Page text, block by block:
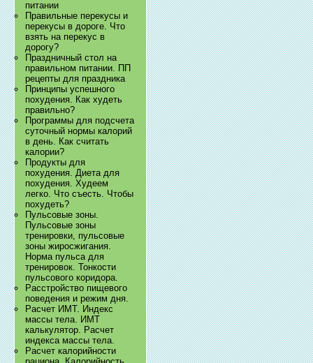
питании
Правильные перекусы и
перекусы в дороге. Что
взять на перекус в
дорогу?
Праздничный стол на
правильном питании. ПП
рецепты для праздника
Принципы успешного
похудения. Как худеть
правильно?
Программы для подсчета
суточный нормы калорий
в день. Как считать
калории?
Продукты для
похудения. Диета для
похудения. Худеем
легко. Что съесть. Чтобы
похудеть?
Пульсовые зоны.
Пульсовые зоны
тренировки, пульсовые
зоны жиросжигания.
Норма пульса для
тренировок. Тонкости
пульсового коридора.
Расстройство пищевого
поведения и режим дня.
Расчет ИМТ. Индекс
массы тела. ИМТ
калькулятор. Расчет
индекса массы тела.
Расчет калорийности